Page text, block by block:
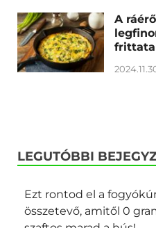
A
LEGUTÓBBI
Ezt rontod el a
összetevő, amitől 0